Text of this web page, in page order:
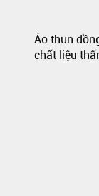
Áo thun
chất liệu